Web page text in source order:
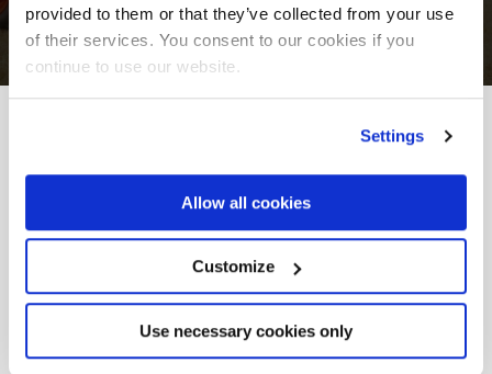
provided to them or that they’ve collected from your use
of their services. You consent to our cookies if you
continue to use our website.
Settings
Allow all cookies
Customize
Use necessary cookies only
1 di 10
AltreRealizzazioni